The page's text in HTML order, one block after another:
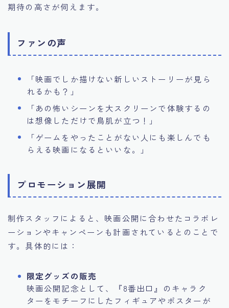
期待の高さが伺えます。
ファンの声
「映画でしか描けない新しいストーリーが見ら
れるかも？」
「あの怖いシーンを大スクリーンで体験するの
は想像しただけで鳥肌が立つ！」
「ゲームをやったことがない人にも楽しんでも
らえる映画になるといいな。」
プロモーション展開
制作スタッフによると、映画公開に合わせたコラボレ
ーションやキャンペーンも計画されているとのことで
す。具体的には：
限定グッズの販売
映画公開記念として、『8番出口』のキャラク
ターをモチーフにしたフィギュアやポスターが